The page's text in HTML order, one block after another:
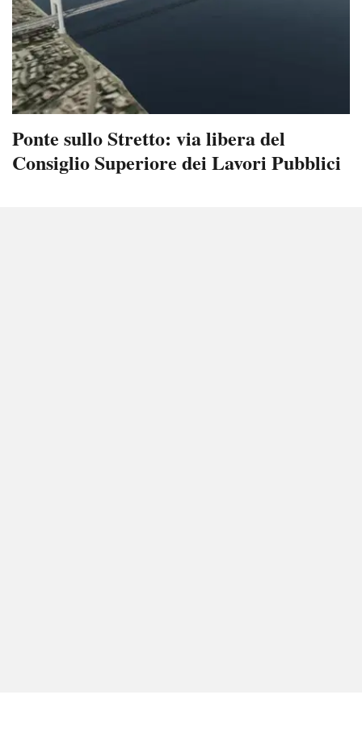
Ponte sullo Stretto: via libera del
Consiglio Superiore dei Lavori Pubblici